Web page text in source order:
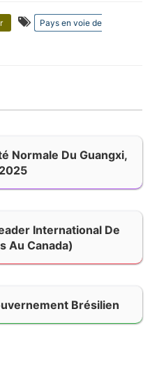
Pays en voie de
Normale Du Guangxi,
International De
Au Canada)
Brésilien